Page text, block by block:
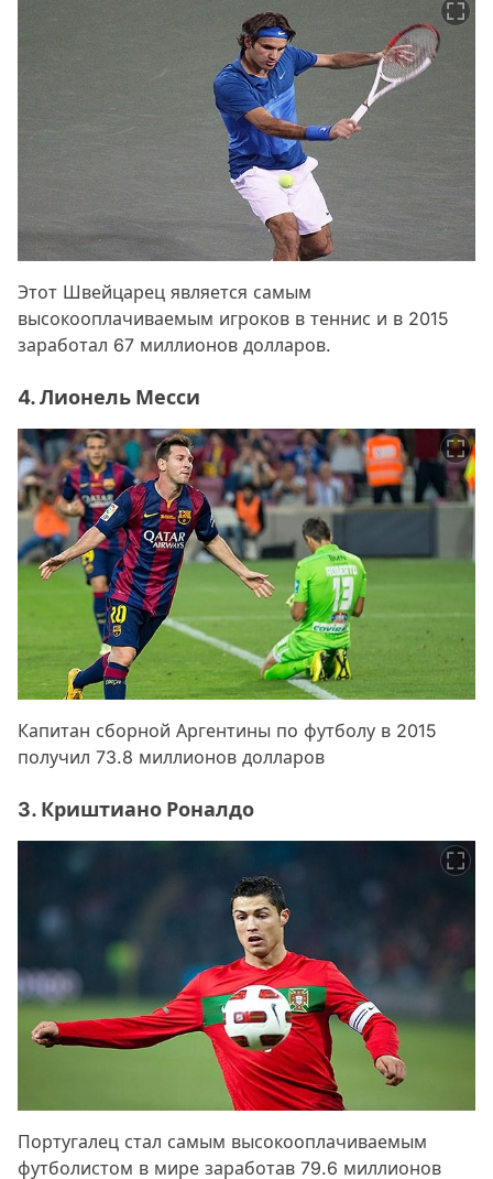
Этот Швейцарец является самым
высокооплачиваемым игроков в теннис и в 2015
заработал 67 миллионов долларов.
4. Лионель Месси
Капитан сборной Аргентины по футболу в 2015
получил 73.8 миллионов долларов
3. Криштиано Роналдо
Португалец стал самым высокооплачиваемым
футболистом в мире заработав 79.6 миллионов